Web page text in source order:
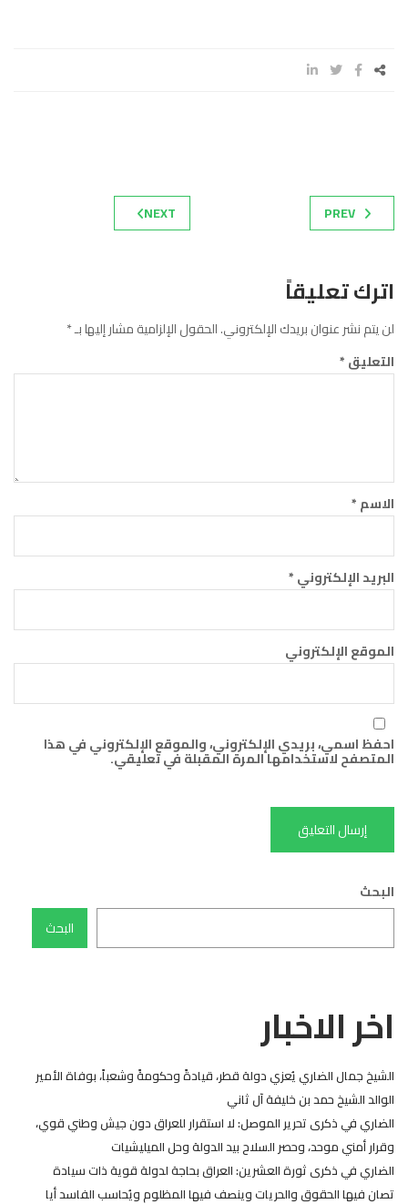
PREV
NEXT
اترك تعليقاً
لن يتم نشر عنوان بريدك الإلكتروني.الحقول الإلزامية مشار إليها بـ*
التعليق*
الاسم*
البريد الإلكتروني*
الموقع الإلكتروني
احفظ اسمي، بريدي الإلكتروني، والموقع الإلكتروني في هذا
المتصفح لاستخدامها المرة المقبلة في تعليقي.
البحث
البحث
اخر الاخبار
الشيخ جمال الضاري يُعزي دولة قطر، قيادةً وحكومةً وشعباً، بوفاة الأمير
الوالد الشيخ حمد بن خليفة آل ثاني
الضاري في ذكرى تحرير الموصل: لا استقرار للعراق دون جيش وطني قوي،
وقرار أمني موحد، وحصر السلاح بيد الدولة وحل الميليشيات
الضاري في ذكرى ثورة العشرين: العراق بحاجة لدولة قوية ذات سيادة
تصان فيها الحقوق والحريات وينصف فيها المظلوم ويُحاسب الفاسد أيا